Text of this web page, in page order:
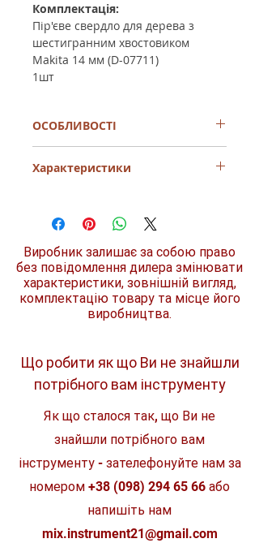
Комплектація:
Пір'єве свердло для дерева з
шестигранним хвостовиком
Makita 14 мм (D-07711)
1шт
ОСОБЛИВОСТІ
для твердої, м’якої деревини та
оптимізованими канавками забезпечує
підрядниках, недорогий варіант.
Застосування: Швидке свердління
середніх/великих отворів у деревині.
Кухні. Дахове приміщення. Столярні
роботи. Столярні вироби.
голові та зовнішні ріжучі наконечники
по колу отвору
Шестигранний хвостовик для
моментом.
Характеристики
Діаметр 14 мм
Загальна довжина 150 мм
Виробник залишає за собою право
без повідомлення дилера змінювати
характеристики, зовнішній вигляд,
комплектацію товару та місце його
виробництва.
Що робити як що Ви не знайшли
потрібного вам інструменту
Як що сталося так, що Ви не
знайшли потрібного вам
інструменту - зателефонуйте нам за
номером +38 (098) 294 65 66 або
напишіть нам
mix.instrument21@gmail.com